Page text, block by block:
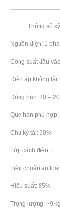
Nguồn điện: 1 pha
Công suất đầu
Điện áp không tải:
Dòng hàn: 20 –
Que hàn phù hợp:
Chu kỳ tải: 60%
Lớp cách điện: F
Tiêu chuẩn an
Hiệu suất: 85%
Trọng lượng: ~9 kg